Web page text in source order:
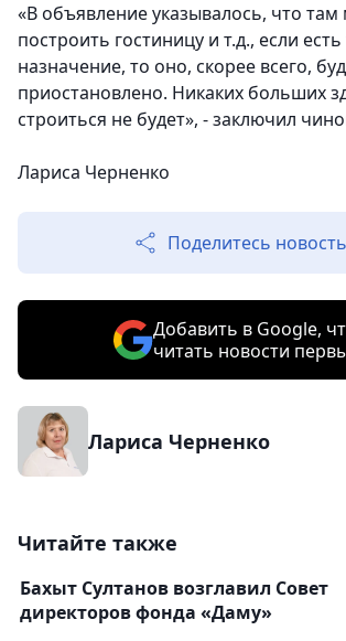
«В объявление указывалось, что
построить гостиницу и т.д., если
назначение, то оно, скорее всего,
приостановлено. Никаких больших
строиться не будет», - заключил
Лариса Черненко
Поделитесь
Добавить в Google,
читать новости
Лариса Черненко
Читайте также
Бахыт Султанов возглавил Совет
директоров фонда «Даму»